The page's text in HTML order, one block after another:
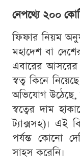
নেপথ্যে ২০০
ফিফার নিয়ম
মহাদেশ বা
এবারের আসরের
স্বত্ব কিনে
অভিযোগ উঠেছে,
স্বত্বের দাম
ট্যাক্সসহ)। এই
পর্যন্ত কোনো
সাহস করেনি।